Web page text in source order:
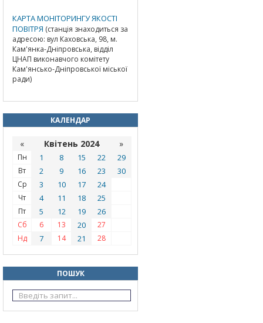
КАРТА МОНІТОРИНГУ ЯКОСТІ
ПОВІТРЯ (станція знаходиться за
адресою: вул Каховська, 98, м.
Кам'янка-Дніпровська, відділ
ЦНАП виконавчого комітету
Кам'янсько-Дніпровської міської
ради)
КАЛЕНДАР
« Квітень 2024 »
Пн 1 8 15 22 29
Вт 2 9 16 23 30
Ср 3 10 17 24
Чт 4 11 18 25
Пт 5 12 19 26
Сб 6 13 20
27
Нд
7 14 21 28
ПОШУК